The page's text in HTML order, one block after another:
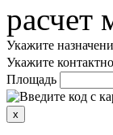
расчет
Укажите
Укажите
Площадь
x